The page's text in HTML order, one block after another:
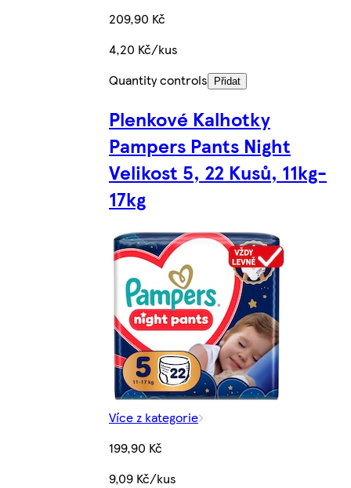
209,90 Kč
4,20 Kč/kus
Quantity controls
Přidat
Plenkové Kalhotky
Pampers Pants Night
Velikost 5, 22 Kusů, 11kg-
17kg
Více z kategorie
199,90 Kč
9,09 Kč/kus